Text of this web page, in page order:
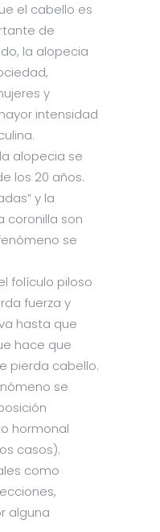
el cabello es
de
la alopecia
y
intensidad
alopecia se
los 20 años.
y la
coronilla son
se
folículo piloso
fuerza y
hasta que
hace que
pierda cabello.
se
hormonal
casos).
como
alguna